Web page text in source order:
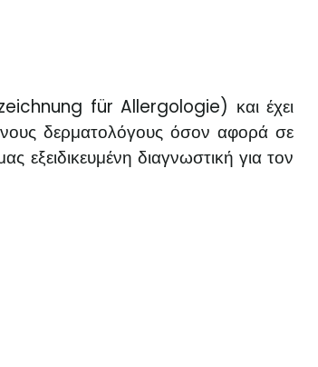
für Allergologie) και έχει
δερματολόγους όσον αφορά σε
εξειδικευμένη διαγνωστική για τον